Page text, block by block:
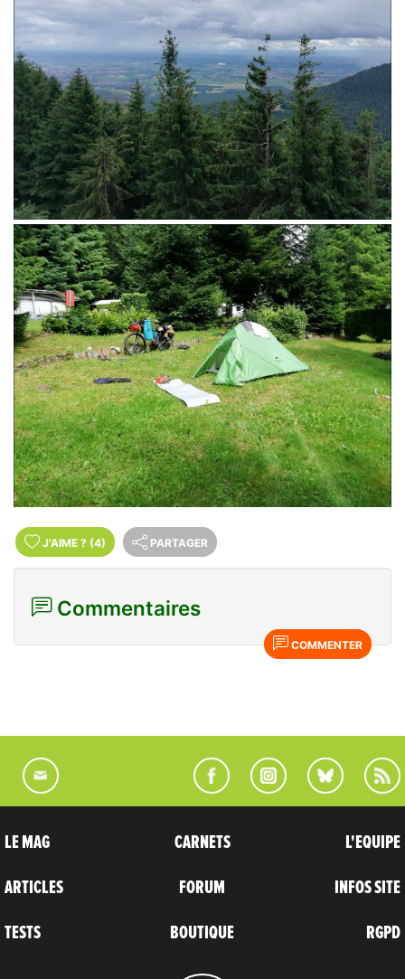
J'AIME ? (4) PARTAGER
Commentaires
COMMENTER
LE MAG
ARTICLES
TESTS
CARNETS
FORUM
BOUTIQUE
L'EQUIPE
INFOS SITE
RGPD